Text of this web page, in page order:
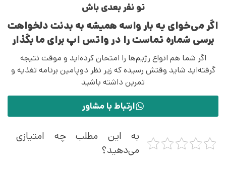
تو نفر بعدی باش
اگر می‌خوای یه بار واسه همیشه به بدنت دلخواهت
برسی شماره تماست را در واتس اپ برای ما بگذار
اگر شما هم انواع رژیم‌ها را امتحان کرده‌اید و موقت نتیجه
گرفته‌اید شاید وقتش رسیده که زیر نظر دوپامین برنامه تغذیه و
تمرین داشته باشید
ارتباط با مشاور
به این مطلب چه امتیازی
می‌دهید؟